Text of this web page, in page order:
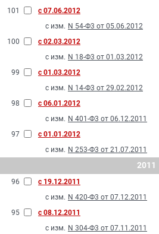
101
с 07.06.2012
с изм. N 54-Ф3 от 05.06.2012
100
с 02.03.2012
с изм. N 18-Ф3 от 01.03.2012
99
с 01.03.2012
с изм. N 14-Ф3 от 29.02.2012
98
с 06.01.2012
с изм. N 401-Ф3 от 06.12.2011
97
с 01.01.2012
с изм. N 253-Ф3 от 21.07.2011
2011
96
с 19.12.2011
с изм. N 420-Ф3 от 07.12.2011
95
с 08.12.2011
с изм. N 304-Ф3 от 07.11.2011